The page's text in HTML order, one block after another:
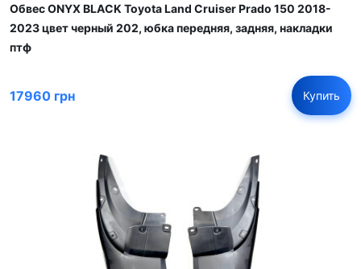
Обвес ONYX BLACK Toyota Land Cruiser Prado 150 2018-
2023 цвет черный 202, юбка передняя, задняя, накладки
птф
17960 грн Купить